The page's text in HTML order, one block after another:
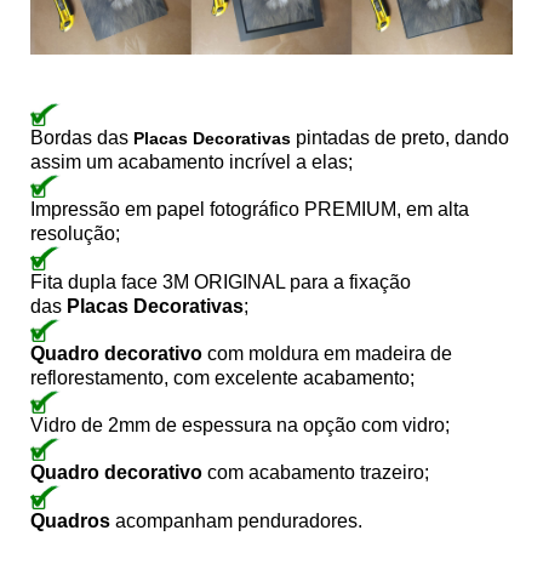
Bordas das Placas Decorativas pintadas de preto, dando
assim um acabamento incrível a elas;
Impressão em papel fotográfico PREMIUM, em alta
resolução;
Fita dupla face 3M ORIGINAL para a fixação
das Placas Decorativas;
Quadro decorativo com moldura em madeira de
reflorestamento, com excelente acabamento;
Vidro de 2mm de espessura na opção com vidro;
Quadro decorativo com acabamento trazeiro;
Quadros acompanham penduradores.